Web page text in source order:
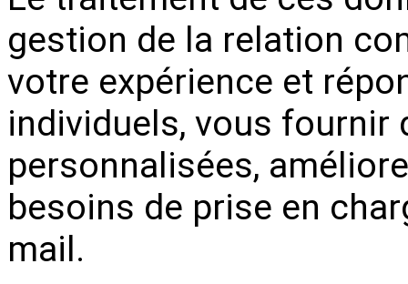
gestion de la relation
votre expérience et
individuels, vous fournir
personnalisées,
besoins de prise en
mail.